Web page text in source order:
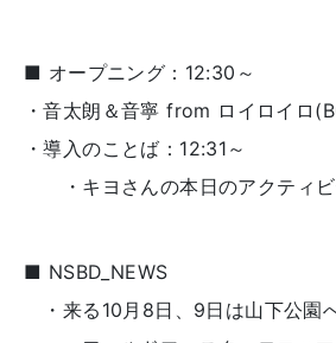
■ オープニング：12:30～
・音太朗＆音寧 from ロイロイロ
・導入のことば：12:31～
・キヨさんの本日のアクティビ
■ NSBD_NEWS
・来る10月8日、9日は山下公園